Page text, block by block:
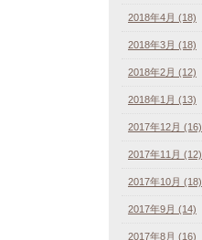
2018年4月 (18)
2018年3月 (18)
2018年2月 (12)
2018年1月 (13)
2017年12月 (16)
2017年11月 (12)
2017年10月 (18)
2017年9月 (14)
2017年8月 (16)